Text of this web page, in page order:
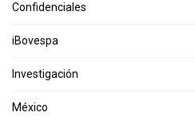
Confidenciales
iBovespa
Investigación
México